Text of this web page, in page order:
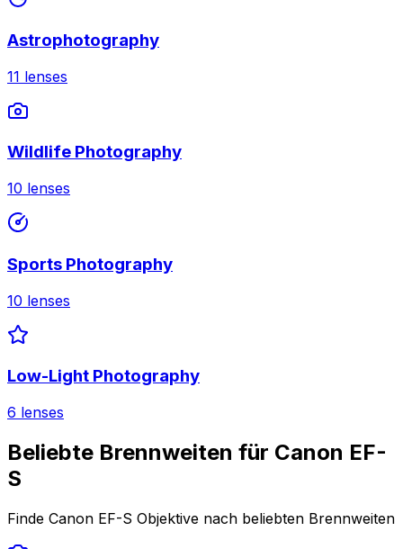
Astrophotography
11 lenses
Wildlife Photography
10 lenses
Sports Photography
10 lenses
Low-Light Photography
6 lenses
Beliebte Brennweiten für Canon EF-
S
Finde Canon EF-S Objektive nach beliebten Brennweiten